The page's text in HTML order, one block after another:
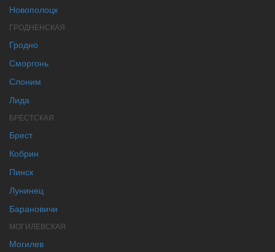
Новополоцк
ГРОДНЕНСКАЯ
Гродно
Сморгонь
Слоним
Лида
БРЕСТСКАЯ
Брест
Кобрин
Пинск
Лунинец
Барановичи
МОГИЛЕВСКАЯ
Могилев